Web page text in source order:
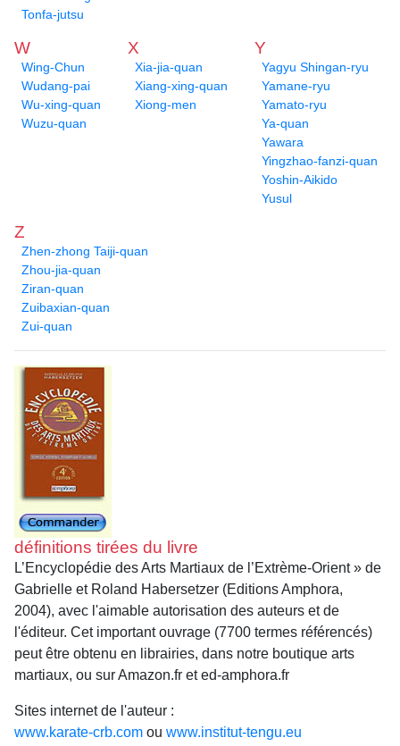
Tonfa-jutsu
W
Wing-Chun
Wudang-pai
Wu-xing-quan
Wuzu-quan
X
Xia-jia-quan
Xiang-xing-quan
Xiong-men
Y
Yagyu Shingan-ryu
Yamane-ryu
Yamato-ryu
Ya-quan
Yawara
Yingzhao-fanzi-quan
Yoshin-Aikido
Yusul
Z
Zhen-zhong Taiji-quan
Zhou-jia-quan
Ziran-quan
Zuibaxian-quan
Zui-quan
définitions tirées du livre
L’Encyclopédie des Arts Martiaux de l’Extrème-Orient » de
Gabrielle et Roland Habersetzer (Editions Amphora,
2004), avec l'aimable autorisation des auteurs et de
l'éditeur. Cet important ouvrage (7700 termes référencés)
peut être obtenu en librairies, dans notre boutique arts
martiaux, ou sur Amazon.fr et ed-amphora.fr
Sites internet de l'auteur :
www.karate-crb.com ou www.institut-tengu.eu